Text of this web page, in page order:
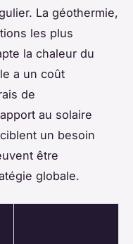
La géothermie,
les plus
la chaleur du
a un coût
de
au solaire
un besoin
être
globale.